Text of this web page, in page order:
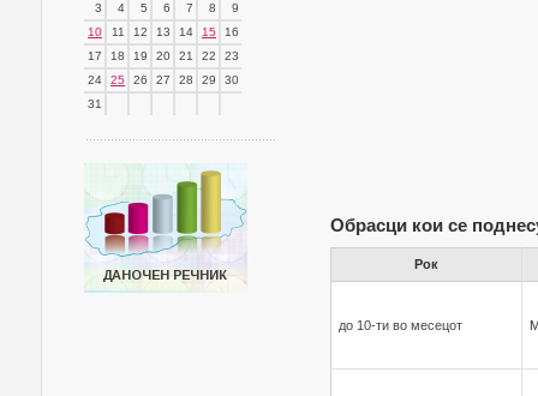
3
4 5 6 7 8
9
10
11 12 13 14 15
16
17
18 19 20 21 22
23
24
25 26 27 28 29
30
31
Обрасци кои се
Рок
до 10-ти во месецот